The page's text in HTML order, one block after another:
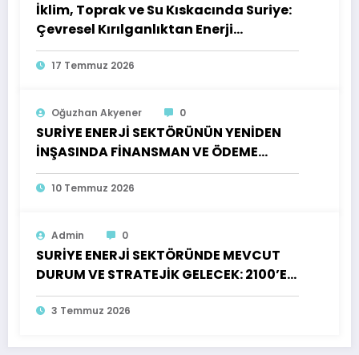
İklim, Toprak ve Su Kıskacında Suriye:
Çevresel Kırılganlıktan Enerji
Güvenliğine Bütüncül Bir Risk
Değerlendirmesi
17 Temmuz 2026
Oğuzhan Akyener 0
SURİYE ENERJİ SEKTÖRÜNÜN YENİDEN
İNŞASINDA FİNANSMAN VE ÖDEME
MİMARİSİ: ULUSLARARASI
KARŞILAŞTIRMALI DENEYİMLER IŞIĞINDA
ÖNERİLERİ
10 Temmuz 2026
Admin 0
SURİYE ENERJİ SEKTÖRÜNDE MEVCUT
DURUM VE STRATEJİK GELECEK: 2100’E
UZANAN BİR PERSPEKTİF
3 Temmuz 2026